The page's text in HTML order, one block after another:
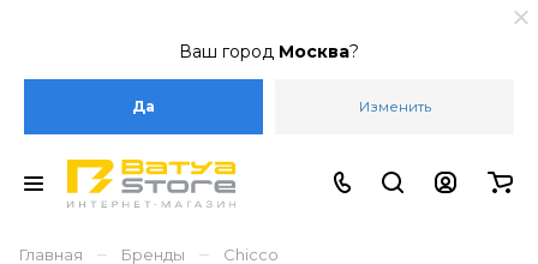
Ваш город Москва?
Да Изменить
Главная – Бренды – Chicco